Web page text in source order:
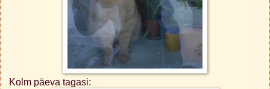
Kolm päeva tagasi: